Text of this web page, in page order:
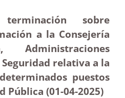
sobre
a la Consejería
Administraciones
relativa a la
puestos
Pública (01-04-2025)